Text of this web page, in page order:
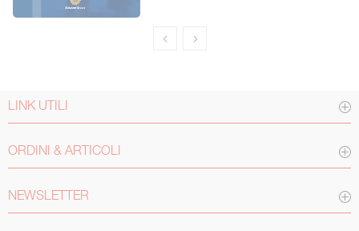
LINK UTILI
ORDINI & ARTICOLI
NEWSLETTER